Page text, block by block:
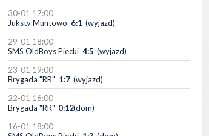
30-01 17:00
Juksty Muntowo 6:1 (wyjazd)
29-01 18:00
SMS OldBoys Piecki 4:5 (wyjazd)
23-01 19:00
Brygada "RR" 1:7 (wyjazd)
22-01 16:00
Brygada "RR" 0:12(dom)
16-01 18:00